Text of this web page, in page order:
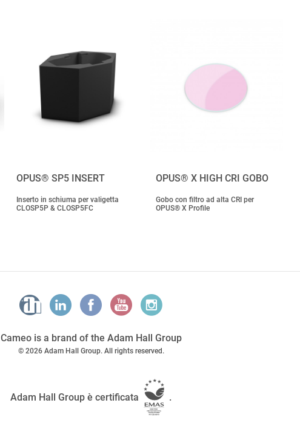
OPUS® SP5 INSERT
Inserto in schiuma per valigetta
CLOSP5P & CLOSP5FC
OPUS® X HIGH CRI GOBO
Gobo con filtro ad alta CRI per
OPUS® X Profile
Cameo is a brand of the Adam Hall Group
© 2026 Adam Hall Group. All rights reserved.
Adam Hall Group è certificata .